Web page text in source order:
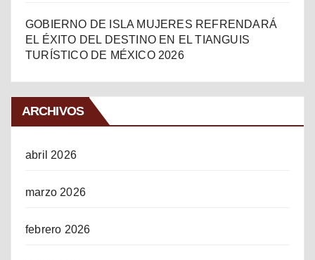
GOBIERNO DE ISLA MUJERES REFRENDARÁ
EL ÉXITO DEL DESTINO EN EL TIANGUIS
TURÍSTICO DE MÉXICO 2026
ARCHIVOS
abril 2026
marzo 2026
febrero 2026